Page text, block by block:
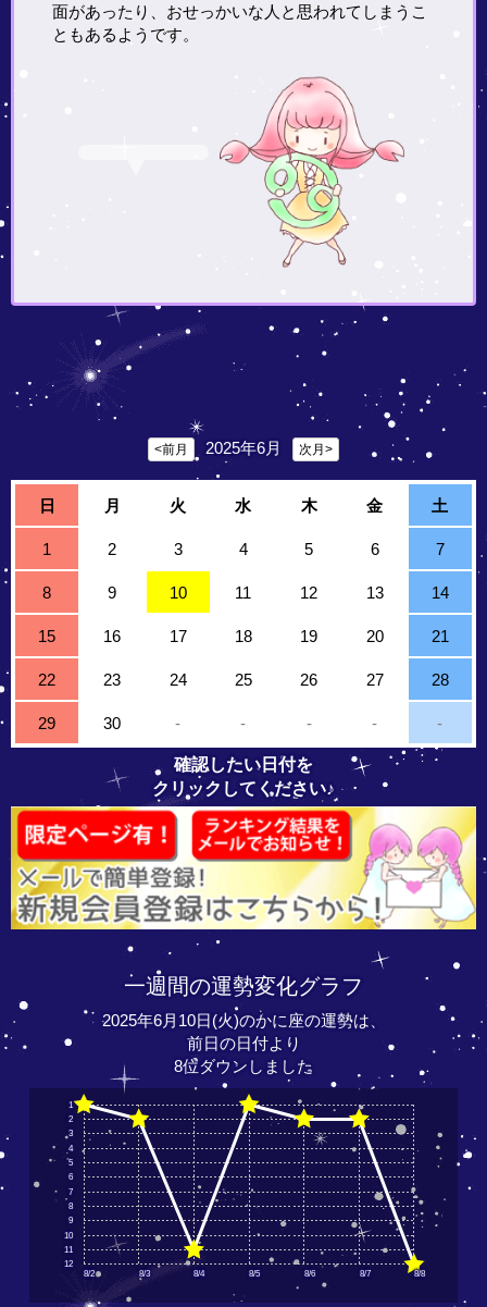
面があったり、おせっかいな人と思われてしまうこ
ともあるようです。
<前月 2025年6月 次月>
日 月 火 水 木 金 土
1 2 3 4 5 6 7
8 9 10 11 12 13 14
15 16 17 18 19 20 21
22 23 24 25 26 27 28
29 30 - - - - -
確認したい日付を
クリックしてください♪
一週間の運勢変化グラフ
2025年6月10日(火)のかに座の運勢は、
前日の日付より
8位ダウンしました
8/2 8/3 8/4 8/5 8/6 8/7 8/8
12
11
10
9
8
7
6
5
4
3
2
1